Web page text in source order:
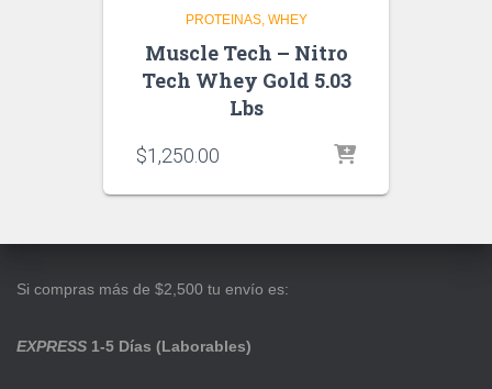
PROTEINAS WHEY
Muscle Tech – Nitro
Tech Whey Gold 5.03
Lbs
$1,250.00
Si compras más de $2,500 tu envío es:
EXPRESS 1-5 Días (Laborables)